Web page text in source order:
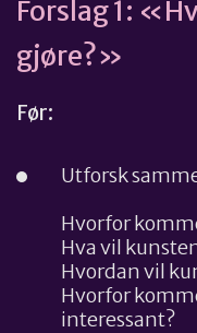
Forslag 1:
gjøre?»
Før:
Utforsk
Hvorfor
Hva vil
Hvordan vil
Hvorfor
interessant?